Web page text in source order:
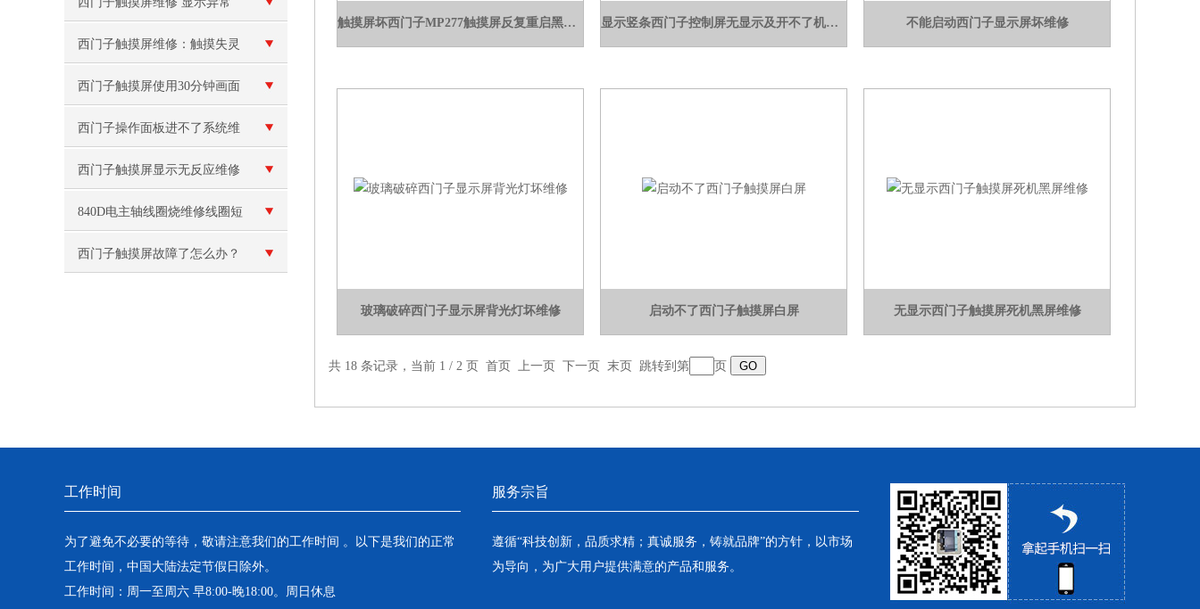
或花屏
西门子触摸屏维修：触摸失灵
或反应不灵敏
西门子触摸屏使用30分钟画面
就卡死了
西门子操作面板进不了系统维
修
西门子触摸屏显示无反应维修
840D电主轴线圈烧维修线圈短
路
西门子触摸屏故障了怎么办？
触摸屏坏西门子MP277触摸屏反复重启黑屏维修 显示竖条西门子控制屏无显示及开不了机维修 不能启动西门子显示屏坏维修
玻璃破碎西门子显示屏背光灯坏维修 启动不了西门子触摸屏白屏 无显示西门子触摸屏死机黑屏维修
共 18 条记录，当前 1 / 2 页 首页 上一页 下一页 末页 跳转到第 页
工作时间
为了避免不必要的等待，敬请注意我们的工作时间 。以下是我们的正常
工作时间，中国大陆法定节假日除外。
工作时间：周一至周六 早8:00-晚18:00。周日休息
服务宗旨
遵循“科技创新，品质求精；真诚服务，铸就品牌”的方针，以市场
为导向，为广大用户提供满意的产品和服务。